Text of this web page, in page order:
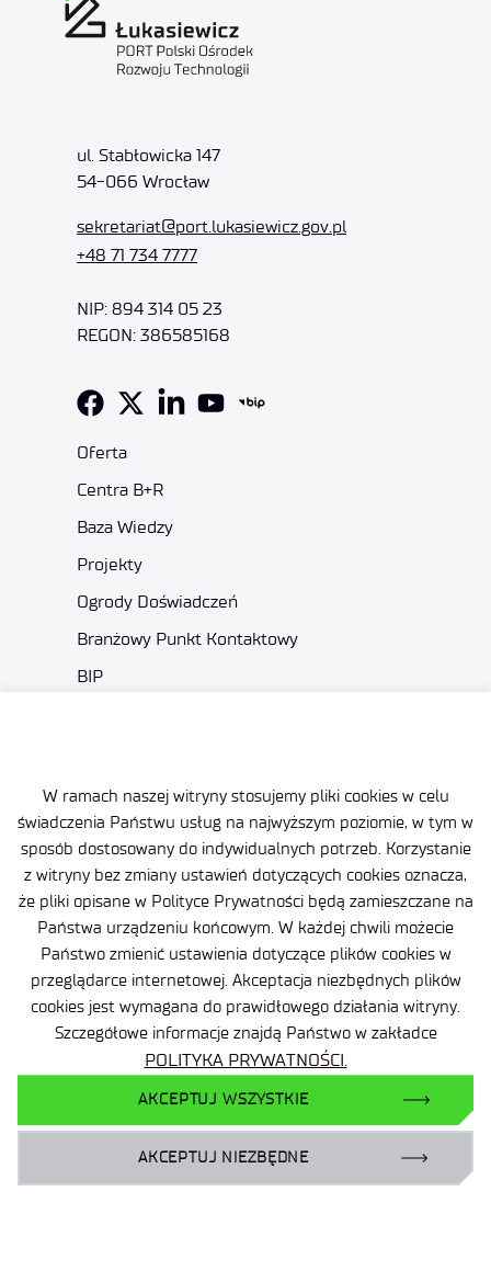
W ramach naszej witryny stosujemy pliki cookies w celu
świadczenia Państwu usług na najwyższym poziomie, w tym w
sposób dostosowany do indywidualnych potrzeb. Korzystanie
z witryny bez zmiany ustawień dotyczących cookies oznacza,
że pliki opisane w Polityce Prywatności będą zamieszczane na
Państwa urządzeniu końcowym. W każdej chwili możecie
Państwo zmienić ustawienia dotyczące plików cookies w
przeglądarce internetowej. Akceptacja niezbędnych plików
cookies jest wymagana do prawidłowego działania witryny.
Szczegółowe informacje znajdą Państwo w zakładce
POLITYKA PRYWATNOŚCI.
AKCEPTUJ WSZYSTKIE
AKCEPTUJ NIEZBĘDNE
ul. Stabłowicka 147
54-066 Wrocław
sekretariat@port.lukasiewicz.gov.pl
+48 71 734 7777
NIP: 894 314 05 23
REGON: 386585168
Oferta
Centra B+R
Baza Wiedzy
Projekty
Ogrody Doświadczeń
Branżowy Punkt Kontaktowy
BIP
Polityka prywatności
Mapa serwisu
Sieć Eduroam
Plan Równości Płci
Dla biznesu:
laboratoria@port.lukasiewicz.gov.pl
+48 510 131 925
Dla naukowców:
hr@port.lukasiewicz.gov.pl
promocja@port.lukasiewicz.gov.pl